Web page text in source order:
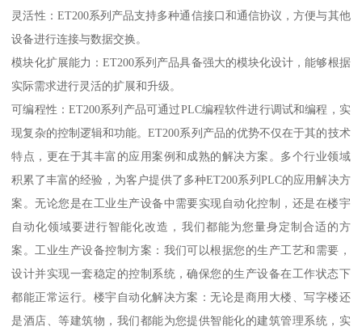
灵活性：ET200系列产品支持多种通信接口和通信协议，方便与其他
设备进行连接与数据交换。
模块化扩展能力：ET200系列产品具备强大的模块化设计，能够根据
实际需求进行灵活的扩展和升级。
可编程性：ET200系列产品可通过PLC编程软件进行调试和编程，实
现复杂的控制逻辑和功能。ET200系列产品的优势不仅在于其的技术
特点，更在于其丰富的应用案例和成熟的解决方案。多个行业领域
积累了丰富的经验，为客户提供了多种ET200系列PLC的应用解决方
案。无论您是在工业生产设备中需要实现自动化控制，还是在楼宇
自动化领域要进行智能化改造，我们都能为您量身定制合适的方
案。工业生产设备控制方案：我们可以根据您的生产工艺和需要，
设计并实现一套稳定的控制系统，确保您的生产设备在工作状态下
都能正常运行。楼宇自动化解决方案：无论是商用大楼、写字楼还
是酒店、等建筑物，我们都能为您提供智能化的建筑管理系统，实